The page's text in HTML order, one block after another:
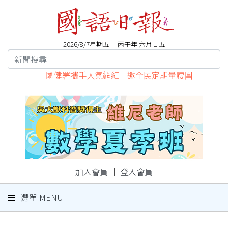
2026/8/7星期五 丙午年 六月廿五
國健署攜手人氣網紅 邀全民定期量腰圍
加入會員 ｜ 登入會員
選單 MENU